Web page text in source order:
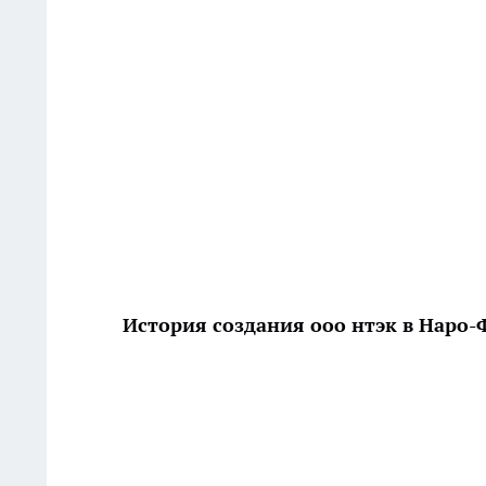
История создания ооо нтэк в